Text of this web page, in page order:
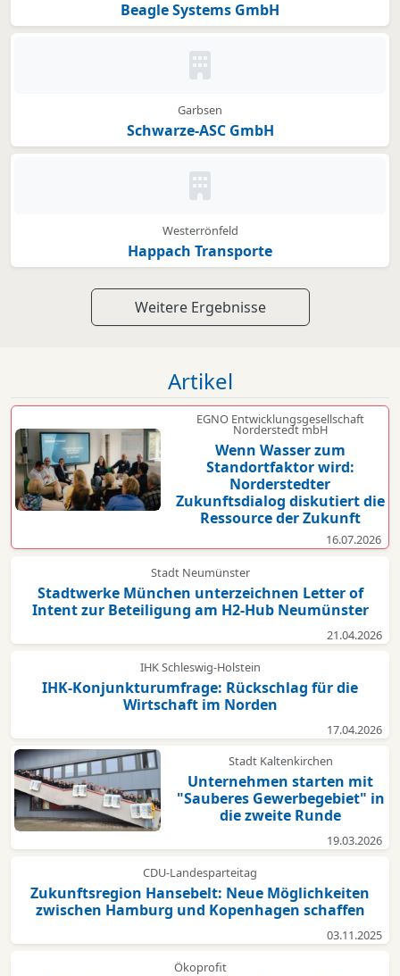
Beagle Systems GmbH
Kein Bild oder Logo hinterlegt
Garbsen
Schwarze-ASC GmbH
Kein Bild oder Logo hinterlegt
Westerrönfeld
Happach Transporte
Weitere Ergebnisse
Artikel
EGNO Entwicklungsgesellschaft
Norderstedt mbH
Wenn Wasser zum
Standortfaktor wird:
Norderstedter
Zukunftsdialog diskutiert die
Ressource der Zukunft
16.07.2026
Stadt Neumünster
Stadtwerke München unterzeichnen Letter of
Intent zur Beteiligung am H2-Hub Neumünster
21.04.2026
IHK Schleswig-Holstein
IHK-Konjunkturumfrage: Rückschlag für die
Wirtschaft im Norden
17.04.2026
Stadt Kaltenkirchen
Unternehmen starten mit
"Sauberes Gewerbegebiet" in
die zweite Runde
19.03.2026
CDU-Landesparteitag
Zukunftsregion Hansebelt: Neue Möglichkeiten
zwischen Hamburg und Kopenhagen schaffen
03.11.2025
Ökoprofit